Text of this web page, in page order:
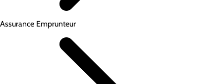
Assurance Emprunteur